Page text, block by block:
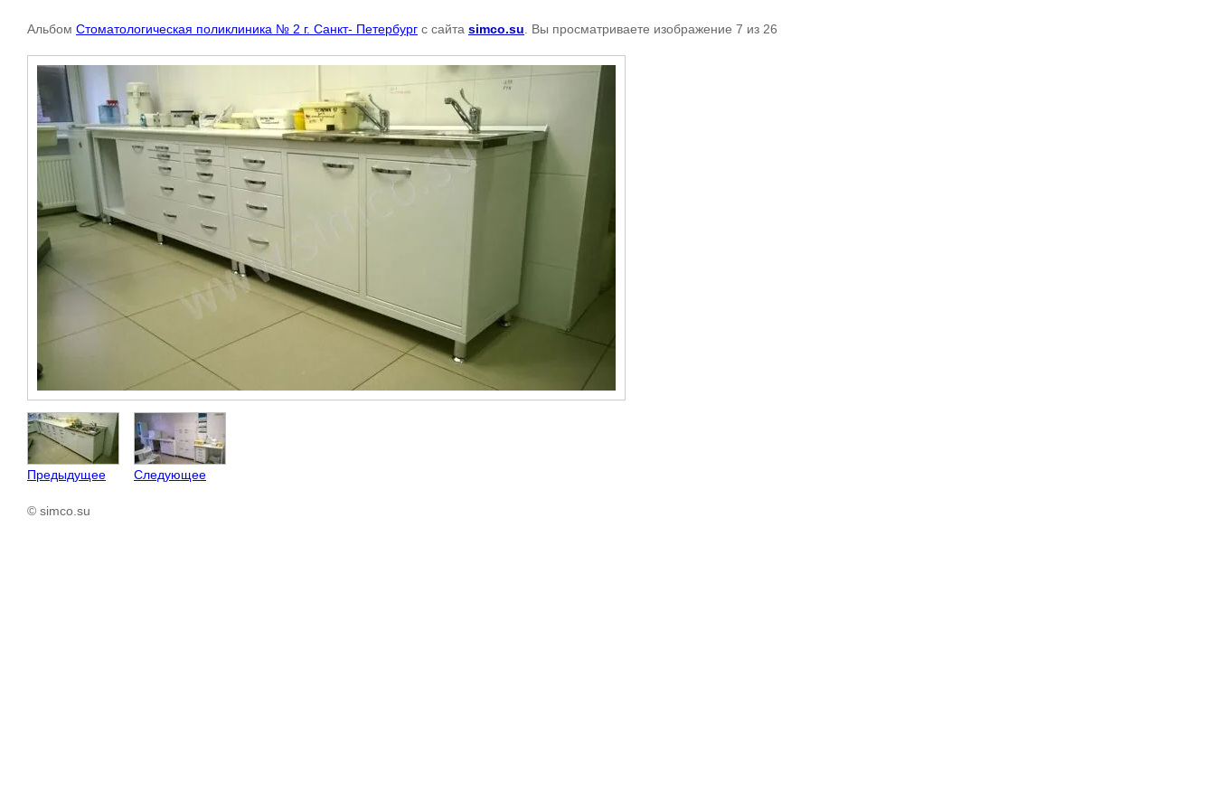
Альбом Стоматологическая поликлиника № 2 г. Санкт- Петербург с сайта simco.su . Вы просматриваете изображение 7 из 26
Предыдущее Следующее
© simco.su